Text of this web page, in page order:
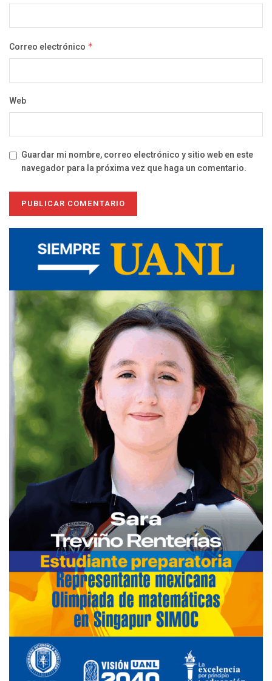
Correo electrónico *
Web
Guardar mi nombre, correo electrónico y sitio web en este
navegador para la próxima vez que haga un comentario.